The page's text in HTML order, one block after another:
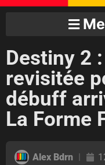
Destiny 2
revisitée
débuff
La Forme
Alex Bdrn